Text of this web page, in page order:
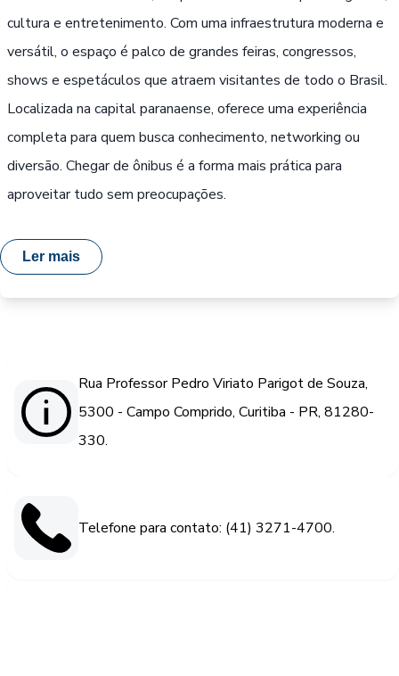
cultura e entretenimento. Com uma infraestrutura moderna e
versátil, o espaço é palco de grandes feiras, congressos,
shows e espetáculos que atraem visitantes de todo o Brasil.
Localizada na capital paranaense, oferece uma experiência
completa para quem busca conhecimento, networking ou
diversão. Chegar de ônibus é a forma mais prática para
aproveitar tudo sem preocupações.
Ler mais
Rua Professor Pedro Viriato Parigot de Souza,
5300 - Campo Comprido, Curitiba - PR, 81280-
330.
Telefone para contato: (41) 3271-4700.